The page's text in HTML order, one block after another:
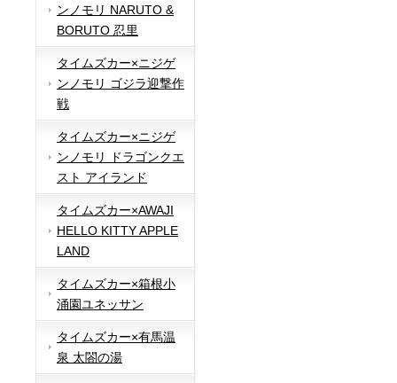
ンノモリ NARUTO &
BORUTO 忍里
タイムズカー×ニジゲ
ンノモリ ゴジラ迎撃作
戦
タイムズカー×ニジゲ
ンノモリ ドラゴンクエ
スト アイランド
タイムズカー×AWAJI
HELLO KITTY APPLE
LAND
タイムズカー×箱根小
涌園ユネッサン
タイムズカー×有馬温
泉 太閤の湯